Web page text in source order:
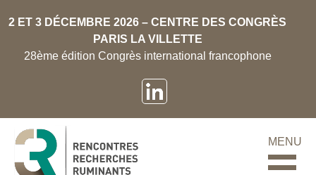
2 ET 3 DÉCEMBRE 2026 – CENTRE DES CONGRÈS
PARIS LA VILLETTE
28ème édition Congrès international francophone
MENU